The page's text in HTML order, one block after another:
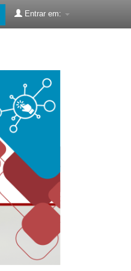
Entrar em: